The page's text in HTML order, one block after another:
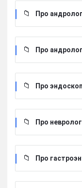
Про
Про
Про
Про
Про